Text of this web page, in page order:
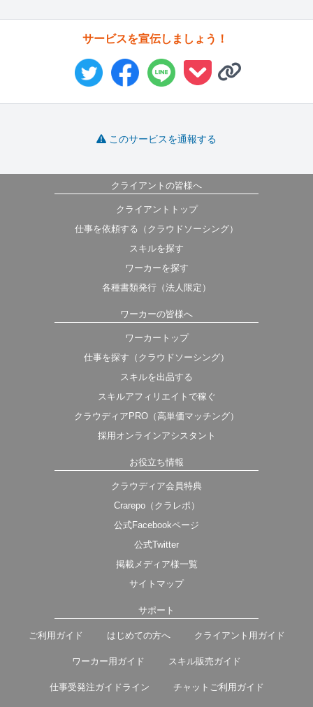
サービスを宣伝しましょう！
このサービスを通報する
クライアントの皆様へ
クライアントトップ
仕事を依頼する（クラウドソーシング）
スキルを探す
ワーカーを探す
各種書類発行（法人限定）
ワーカーの皆様へ
ワーカートップ
仕事を探す（クラウドソーシング）
スキルを出品する
スキルアフィリエイトで稼ぐ
クラウディアPRO（高単価マッチング）
採用オンラインアシスタント
お役立ち情報
クラウディア会員特典
Crarepo（クラレポ）
公式Facebookページ
公式Twitter
掲載メディア様一覧
サイトマップ
サポート
ご利用ガイド はじめての方へ クライアント用ガイド
ワーカー用ガイド スキル販売ガイド
仕事受発注ガイドライン チャットご利用ガイド